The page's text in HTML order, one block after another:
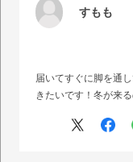
すもも
届いてすぐに脚を通
きたいです！冬が来